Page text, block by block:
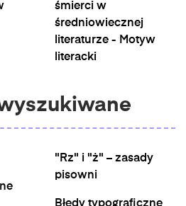
śmierci w
średniowiecznej
literaturze - Motyw
literacki
"Rz" i "ż" – zasady
pisowni